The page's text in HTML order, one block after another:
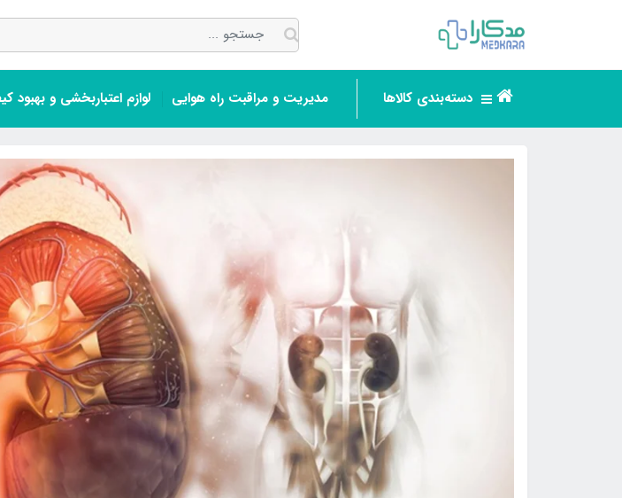
دسته‌بندی کالاها مدیریت و مراقبت راه هوایی لوازم اعتباربخشی و بهبود